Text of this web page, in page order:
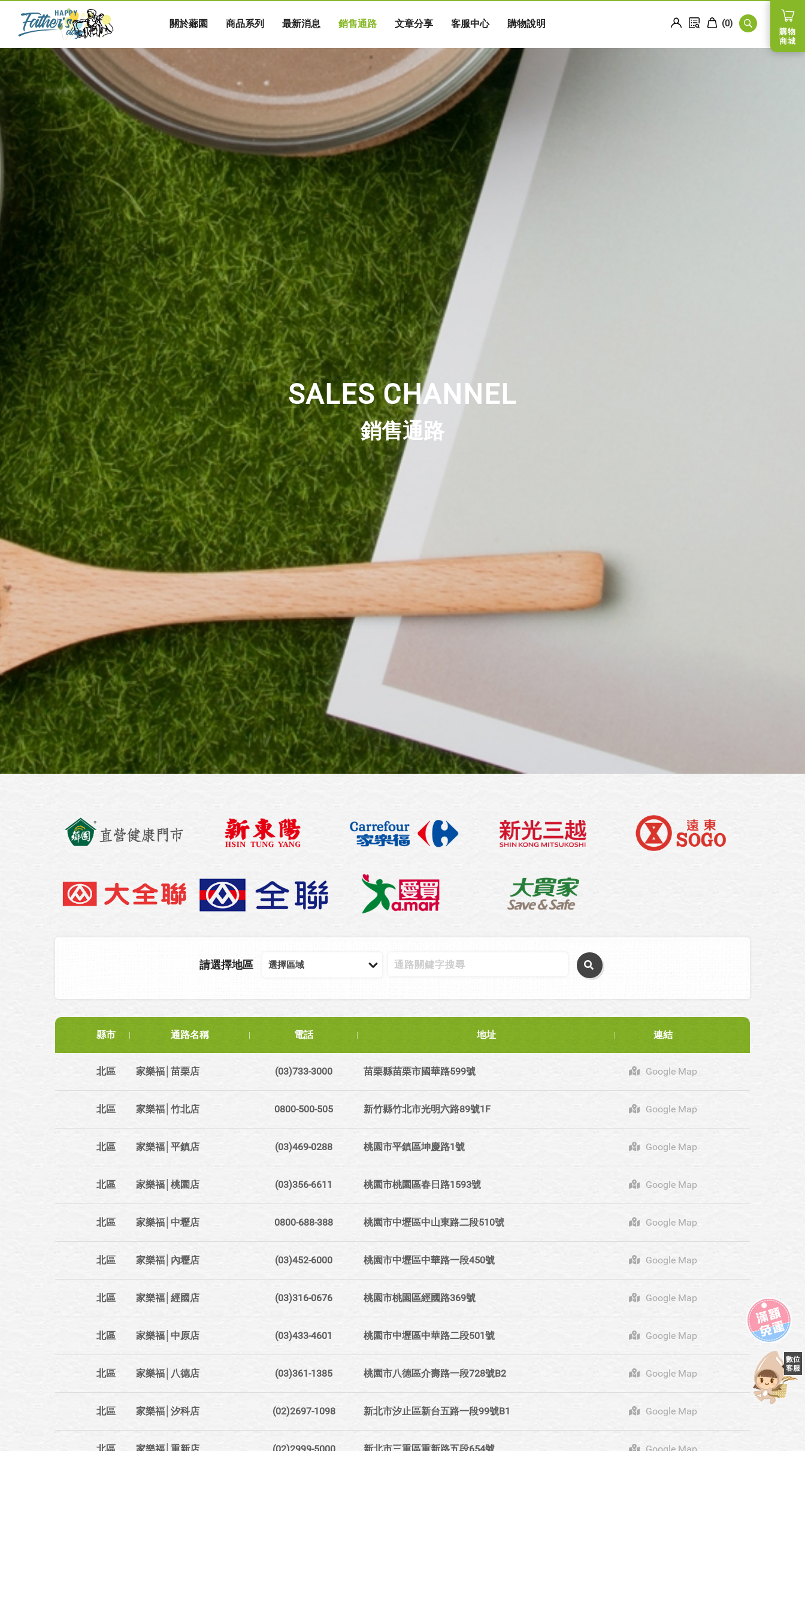
關於薌園 商品系列 最新消息 銷售通路 文章分享 客服中心 購物說明 (0)
購物
商城
SALES CHANNEL
銷售通路
請選擇地區
縣市 通路名稱 電話 地址 連結
北區 家樂福│苗栗店 (03)733-3000 苗栗縣苗栗市國華路599號 Google Map
北區 家樂福│竹北店 0800-500-505 新竹縣竹北市光明六路89號1F Google Map
北區 家樂福│平鎮店 (03)469-0288 桃園市平鎮區坤慶路1號 Google Map
北區 家樂福│桃園店 (03)356-6611 桃園市桃園區春日路1593號 Google Map
北區 家樂福│中壢店 0800-688-388 桃園市中壢區中山東路二段510號 Google Map
北區 家樂福│內壢店 (03)452-6000 桃園市中壢區中華路一段450號 Google Map
北區 家樂福│經國店 (03)316-0676 桃園市桃園區經國路369號 Google Map
北區 家樂福│中原店 (03)433-4601 桃園市中壢區中華路二段501號 Google Map
北區 家樂福│八德店 (03)361-1385 桃園市八德區介壽路一段728號B2 Google Map
北區 家樂福│汐科店 (02)2697-1098 新北市汐止區新台五路一段99號B1 Google Map
北區 家樂福│重新店 (02)2999-5000 新北市三重區重新路五段654號 Google Map